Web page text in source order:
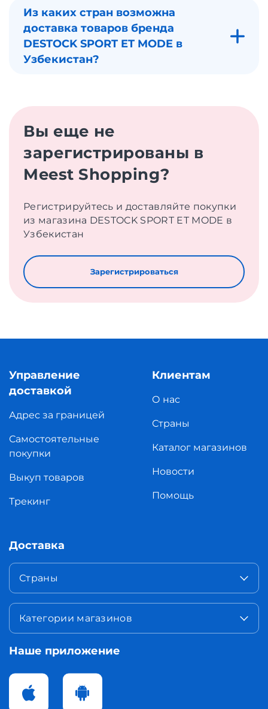
Из каких стран возможна
доставка товаров бренда
DESTOCK SPORT ET MODE в
Узбекистан?
Вы еще не
зарегистрированы в
Meest Shopping?
Регистрируйтесь и доставляйте покупки
из магазина DESTOCK SPORT ET MODE в
Узбекистан
Зарегистрироваться
Управление
доставкой
Адрес за границей
Самостоятельные
покупки
Выкуп товаров
Трекинг
Клиентам
О нас
Страны
Каталог магазинов
Новости
Помощь
Доставка
Страны
Категории магазинов
Наше приложение